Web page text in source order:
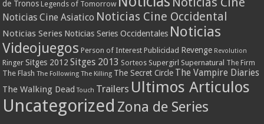
de Tronos Legends of Tomorrow
Noticias Cine Asiatico Noticias Cine Occidental
Noticias Series Noticias Series Occidentales Noticias
Videojuegos Person of Interest Publicidad Revenge Revolution
Ringer Sitges 2012 Sitges 2013 Sorteos Supergirl Supernatural The Firm
The Flash The Following The Killing The Secret Circle The Vampire Diaries
The Walking Dead Touch Trailers Ultimos Articulos
Uncategorized Zona de Series